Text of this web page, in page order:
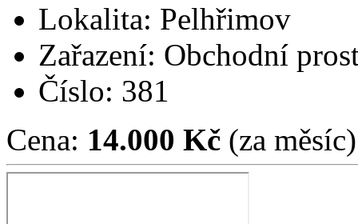
Lokalita: Pelhřimov
Zařazení: Obchodní
Číslo: 381
Cena: 14.000 Kč (za měsíc)